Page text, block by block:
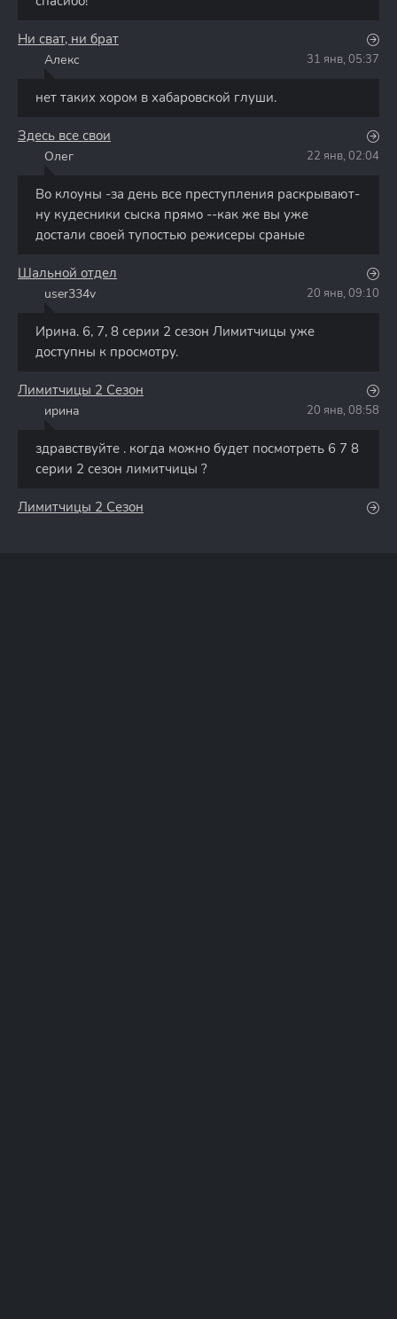
Ни сват, ни брат
Алекс 31 янв, 05:37
нет таких хором в хабаровской глуши.
Здесь все свои
Олег 22 янв, 02:04
Во клоуны -за день все преступления раскрывают-
ну кудесники сыска прямо --как же вы уже
достали своей тупостью режисеры сраные
Шальной отдел
user334v 20 янв, 09:10
Ирина. 6, 7, 8 серии 2 сезон Лимитчицы уже
доступны к просмотру.
Лимитчицы 2 Сезон
ирина 20 янв, 08:58
здравствуйте . когда можно будет посмотреть 6 7 8
серии 2 сезон лимитчицы ?
Лимитчицы 2 Сезон